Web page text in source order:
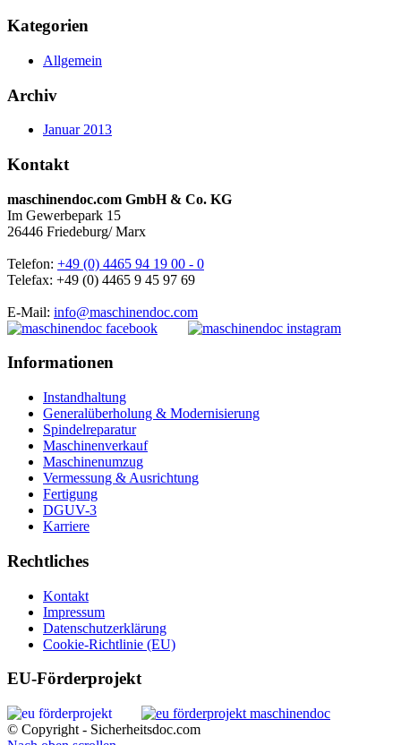
Kategorien
Allgemein
Archiv
Januar 2013
Kontakt
maschinendoc.com GmbH & Co. KG
Im Gewerbepark 15
26446 Friedeburg/ Marx
Telefon: +49 (0) 4465 94 19 00 - 0
Telefax: +49 (0) 4465 9 45 97 69
E-Mail: info@maschinendoc.com
Informationen
Instandhaltung
Generalüberholung & Modernisierung
Spindelreparatur
Maschinenverkauf
Maschinenumzug
Vermessung & Ausrichtung
Fertigung
DGUV-3
Karriere
Rechtliches
Kontakt
Impressum
Datenschutzerklärung
Cookie-Richtlinie (EU)
EU-Förderprojekt
© Copyright - Sicherheitsdoc.com